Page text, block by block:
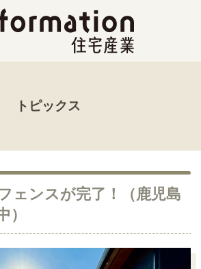
トピックス
ェンスが完了！（鹿児島